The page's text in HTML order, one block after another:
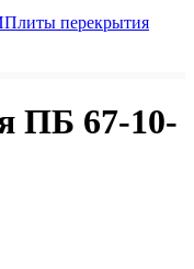
Плиты перекрытия
ПБ 67-10-